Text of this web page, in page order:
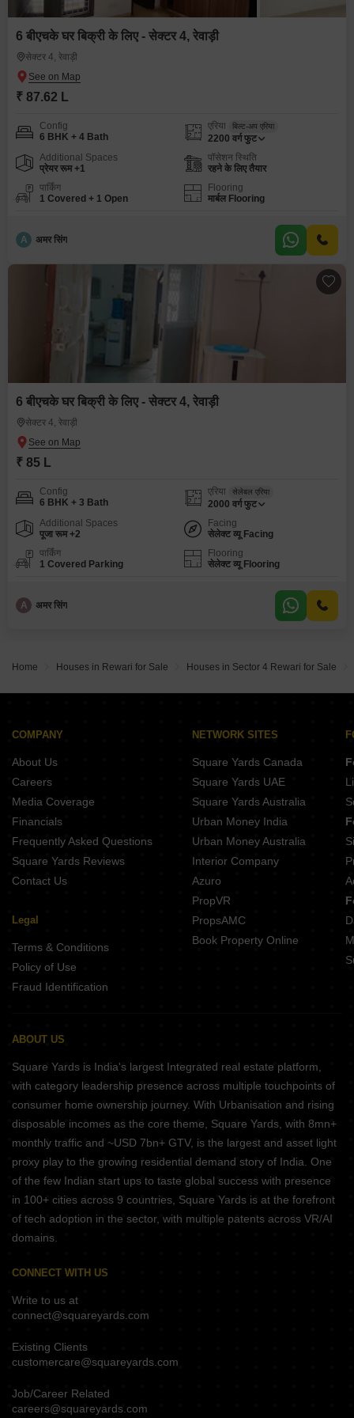
6 बीएचके घर बिक्री के लिए - सेक्टर 4, रेवाड़ी
सेक्टर 4, रेवाड़ी
₹ 87.62 L
Config
6 BHK + 4 Bath
एरिया बिल्ट-अप एरिया
2200 वर्ग फुट
Additional Spaces
प्रेयर रूम +1
पॉसेशन स्थिति
रहने के लिए तैयार
पार्किंग
1 Covered + 1 Open
Flooring
मार्बल Flooring
A अमर सिंग
6 बीएचके घर बिक्री के लिए - सेक्टर 4, रेवाड़ी
सेक्टर 4, रेवाड़ी
₹ 85 L
Config
6 BHK + 3 Bath
एरिया सेलेबल एरिया
2000 वर्ग फुट
Additional Spaces
पूजा रूम +2
Facing
सेलेक्ट व्यू Facing
पार्किंग
1 Covered Parking
Flooring
सेलेक्ट व्यू Flooring
A अमर सिंग
Home Houses in Rewari for Sale Houses in Sector 4 Rewari for Sale
COMPANY
About Us
Careers
Media Coverage
Financials
Frequently Asked Questions
Square Yards Reviews
Contact Us
Legal
Terms & Conditions
Policy of Use
Fraud Identification
NETWORK SITES
Square Yards Canada
Square Yards UAE
Square Yards Australia
Urban Money India
Urban Money Australia
Interior Company
Azuro
PropVR
PropsAMC
Book Property Online
ABOUT US
Square Yards is India's largest Integrated real estate platform,
with category leadership presence across multiple touchpoints of
consumer home ownership journey. With Urbanisation and rising
disposable incomes as the core theme, Square Yards, with 8mn+
monthly traffic and ~USD 7bn+ GTV, is the largest and asset light
proxy play to the growing residential demand story of India. One
of the few Indian start ups to taste global success with presence
in 100+ cities across 9 countries, Square Yards is at the forefront
of tech adoption in the sector, with multiple patents across VR/AI
domains.
CONNECT WITH US
Write to us at
connect@squareyards.com
Existing Clients
customercare@squareyards.com
Job/Career Related
careers@squareyards.com